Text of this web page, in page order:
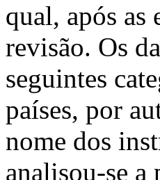
qual, após as
revisão. Os
seguintes
países, por
nome dos
analisou-se